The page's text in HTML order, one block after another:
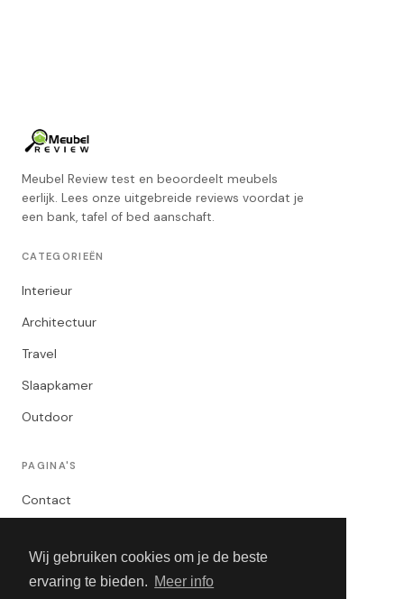
Wij gebruiken cookies om je de beste
ervaring te bieden. Meer info
Meubel Review test en beoordeelt meubels
eerlijk. Lees onze uitgebreide reviews voordat je
een bank, tafel of bed aanschaft.
CATEGORIEËN
Interieur
Architectuur
Travel
Slaapkamer
Outdoor
PAGINA'S
Contact
Algemene Voorwaarden
Adverteren